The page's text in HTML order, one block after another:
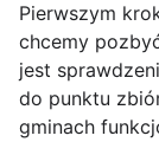
Pierwszym
chcemy
jest
do punktu
gminach